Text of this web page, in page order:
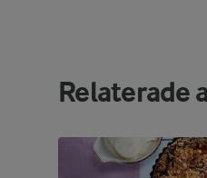
Relaterade